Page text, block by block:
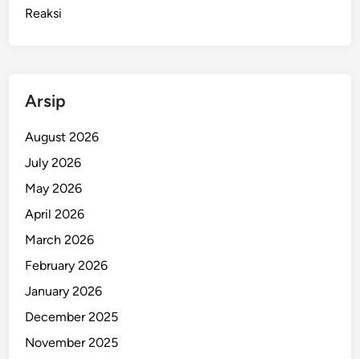
Reaksi
Arsip
August 2026
July 2026
May 2026
April 2026
March 2026
February 2026
January 2026
December 2025
November 2025